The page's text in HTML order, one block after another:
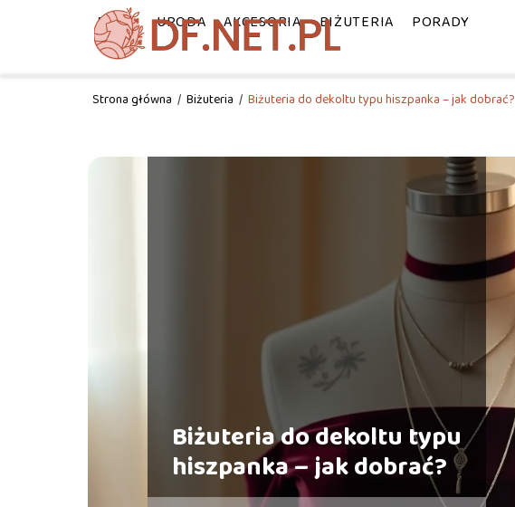
MODA URODA AKCESORIA BIŻUTERIA PORADY
Strona główna / Biżuteria / Biżuteria do dekoltu typu hiszpanka – jak dobrać?
Biżuteria do dekoltu typu
hiszpanka – jak dobrać?